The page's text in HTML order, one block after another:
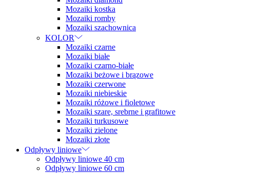
Mozaiki kostka
Mozaiki romby
Mozaiki szachownica
KOLOR
Mozaiki czarne
Mozaiki białe
Mozaiki czarno-białe
Mozaiki beżowe i brązowe
Mozaiki czerwone
Mozaiki niebieskie
Mozaiki różowe i fioletowe
Mozaiki szare, srebrne i grafitowe
Mozaiki turkusowe
Mozaiki zielone
Mozaiki złote
Odpływy liniowe
Odpływy liniowe 40 cm
Odpływy liniowe 60 cm